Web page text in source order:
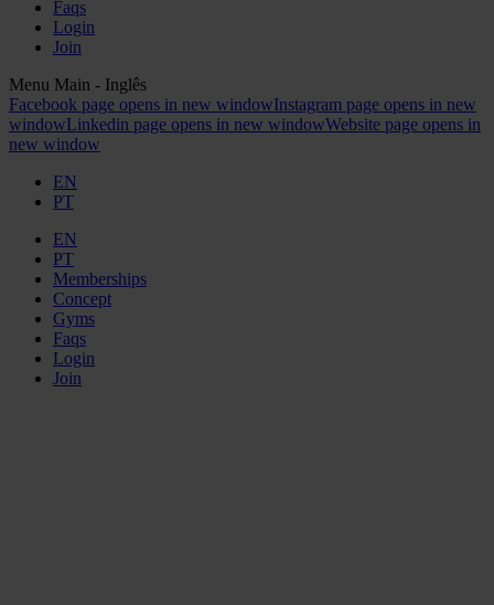
Faqs
Login
Join
Menu Main - Inglês
Facebook page opens in new windowInstagram page opens in new
windowLinkedin page opens in new windowWebsite page opens in
new window
EN
PT
EN
PT
Memberships
Concept
Gyms
Faqs
Login
Join